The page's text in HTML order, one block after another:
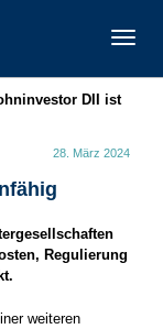
DII ist
28. März 2024
Regulierung
weiteren